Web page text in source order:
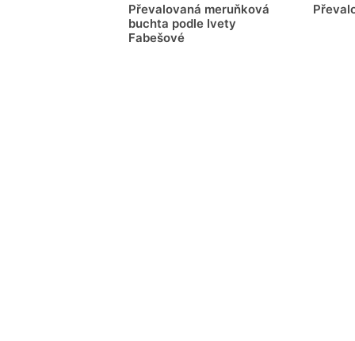
Převalovaná meruňková
buchta podle Ivety
Fabešové